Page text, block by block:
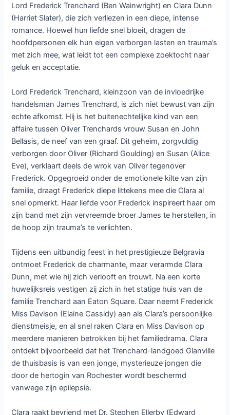
Lord Frederick Trenchard (Ben Wainwright) en Clara Dunn
(Harriet Slater), die zich verliezen in een diepe, intense
romance. Hoewel hun liefde snel bloeit, dragen de
hoofdpersonen elk hun eigen verborgen lasten en trauma’s
met zich mee, wat leidt tot een complexe zoektocht naar
geluk en acceptatie.
Lord Frederick Trenchard, kleinzoon van de invloedrijke
handelsman James Trenchard, is zich niet bewust van zijn
echte afkomst. Hij is het buitenechtelijke kind van een
affaire tussen Oliver Trenchards vrouw Susan en John
Bellasis, de neef van een graaf. Dit geheim, zorgvuldig
verborgen door Oliver (Richard Goulding) en Susan (Alice
Eve), verklaart deels de wrok van Oliver tegenover
Frederick. Opgegroeid onder de emotionele kilte van zijn
familie, draagt Frederick diepe littekens mee die Clara al
snel opmerkt. Haar liefde voor Frederick inspireert haar om
zijn band met zijn vervreemde broer James te herstellen, in
de hoop zijn trauma’s te verlichten.
Tijdens een uitbundig feest in het prestigieuze Belgravia
ontmoet Frederick de charmante, maar verarmde Clara
Dunn, met wie hij zich verlooft en trouwt. Na een korte
huwelijksreis vestigen zij zich in het statige huis van de
familie Trenchard aan Eaton Square. Daar neemt Frederick
Miss Davison (Elaine Cassidy) aan als Clara’s persoonlijke
dienstmeisje, en al snel raken Clara en Miss Davison op
meerdere manieren betrokken bij het familiedrama. Clara
ontdekt bijvoorbeeld dat het Trenchard-landgoed Glanville
de thuisbasis is van een jonge, mysterieuze jongen die
door de hertogin van Rochester wordt beschermd
vanwege zijn epilepsie.
Clara raakt bevriend met Dr. Stephen Ellerby (Edward